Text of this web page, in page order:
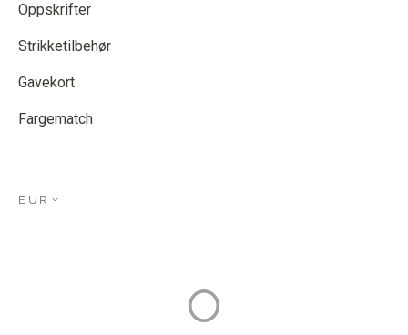
Oppskrifter
Strikketilbehør
Gavekort
Fargematch
EUR